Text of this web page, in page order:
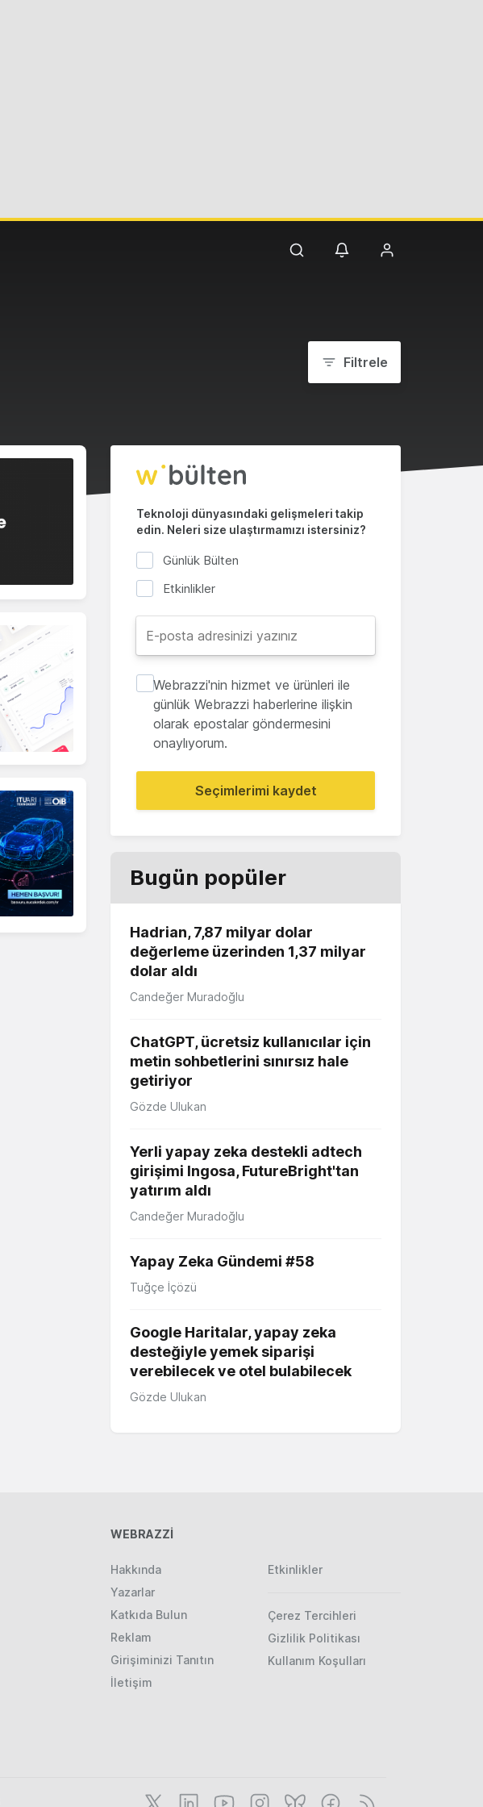
Filtrele
Teknoloji dünyasındaki gelişmeleri takip
edin. Neleri size ulaştırmamızı istersiniz?
Günlük Bülten
Etkinlikler
Webrazzi'nin hizmet ve ürünleri ile
günlük Webrazzi haberlerine ilişkin
olarak epostalar göndermesini
onaylıyorum.
Seçimlerimi kaydet
Bugün popüler
Hadrian, 7,87 milyar dolar
değerleme üzerinden 1,37 milyar
dolar aldı
Candeğer Muradoğlu
ChatGPT, ücretsiz kullanıcılar için
metin sohbetlerini sınırsız hale
getiriyor
Gözde Ulukan
Yerli yapay zeka destekli adtech
girişimi Ingosa, FutureBright'tan
yatırım aldı
Candeğer Muradoğlu
Yapay Zeka Gündemi #58
Tuğçe İçözü
Google Haritalar, yapay zeka
desteğiyle yemek siparişi
verebilecek ve otel bulabilecek
Gözde Ulukan
WEBRAZZİ
Hakkında
Yazarlar
Katkıda Bulun
Reklam
Girişiminizi Tanıtın
İletişim
Etkinlikler
Çerez Tercihleri
Gizlilik Politikası
Kullanım Koşulları